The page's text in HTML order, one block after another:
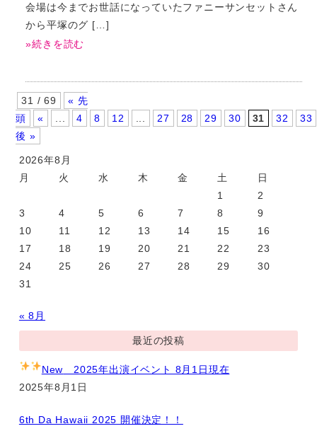
会場は今までお世話になっていたファニーサンセットさん
から平塚のグ […]
»続きを読む
31 / 69
« 先
頭
« 4 8 12 27 28 29 30 31 32
33
後 »
2026年8月
月
火 水 木 金 土
日
1
2
3
4 5 6 7 8
9
10
11 12 13 14 15
16
17
18 19 20 21 22
23
24
25 26 27 28 29
30
31
« 8月
最近の投稿
New 2025年出演イベント 8月1日現在
2025年8月1日
6th Da Hawaii 2025 開催決定！！